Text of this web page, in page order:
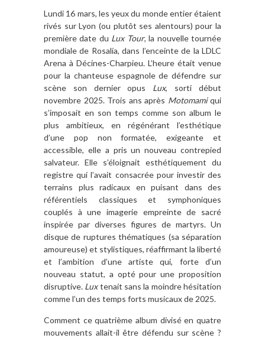
Lundi 16 mars, les yeux du monde entier étaient
rivés sur Lyon (ou plutôt ses alentours) pour la
première date du Lux Tour, la nouvelle tournée
mondiale de Rosalía, dans l’enceinte de la LDLC
Arena à Décines-Charpieu. L’heure était venue
pour la chanteuse espagnole de défendre sur
scène son dernier opus Lux, sorti début
novembre 2025. Trois ans après Motomamiqui
s’imposait en son temps comme son album le
plus ambitieux, en régénérant l’esthétique
d’une pop non formatée, exigeante et
accessible, elle a pris un nouveau contrepied
salvateur. Elle s’éloignait esthétiquement du
registre qui l’avait consacrée pour investir des
terrains plus radicaux en puisant dans des
référentiels classiques et symphoniques
couplés à une imagerie empreinte de sacré
inspirée par diverses figures de martyrs. Un
disque de ruptures thématiques (sa séparation
amoureuse) et stylistiques, réaffirmant la liberté
et l’ambition d’une artiste qui, forte d’un
nouveau statut, a opté pour une proposition
disruptive. Luxtenait sans la moindre hésitation
comme l’un des temps forts musicaux de 2025.
Comment ce quatrième album divisé en quatre
mouvements allait-il être défendu sur scène ?